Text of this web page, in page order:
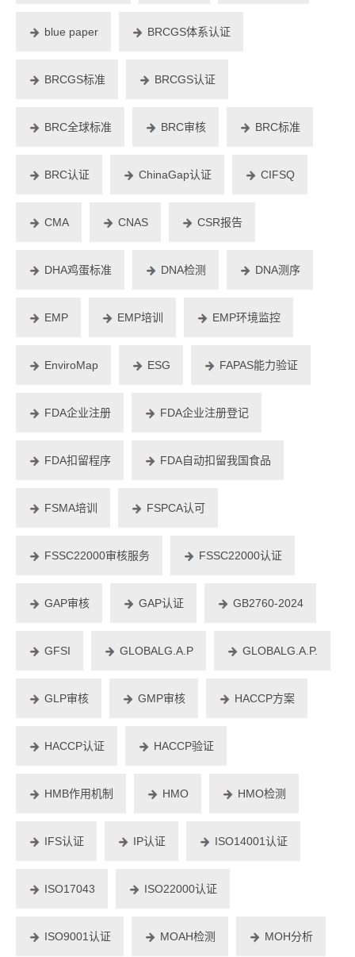
blue paper BRCGS体系认证
BRCGS标准 BRCGS认证
BRC全球标准 BRC审核 BRC标准
BRC认证 ChinaGap认证 CIFSQ
CMA CNAS CSR报告
DHA鸡蛋标准 DNA检测 DNA测序
EMP EMP培训 EMP环境监控
EnviroMap ESG FAPAS能力验证
FDA企业注册 FDA企业注册登记
FDA扣留程序 FDA自动扣留我国食品
FSMA培训 FSPCA认可
FSSC22000审核服务 FSSC22000认证
GAP审核 GAP认证 GB2760-2024
GFSI GLOBALG.A.P GLOBALG.A.P.
GLP审核 GMP审核 HACCP方案
HACCP认证 HACCP验证
HMB作用机制 HMO HMO检测
IFS认证 IP认证 ISO14001认证
ISO17043 ISO22000认证
ISO9001认证 MOAH检测 MOH分析